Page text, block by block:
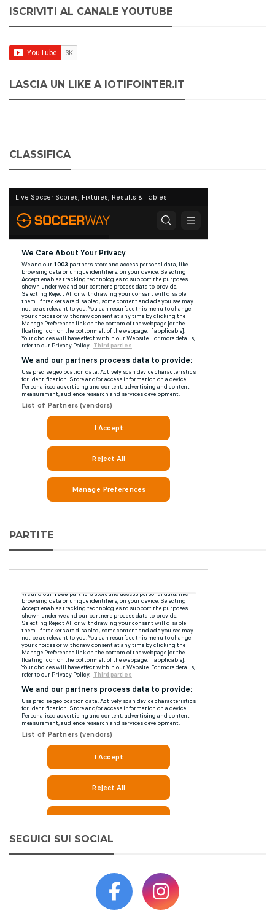
ISCRIVITI AL CANALE YOUTUBE
LASCIA UN LIKE A IOTIFOINTER.IT
CLASSIFICA
PARTITE
SEGUICI SUI SOCIAL